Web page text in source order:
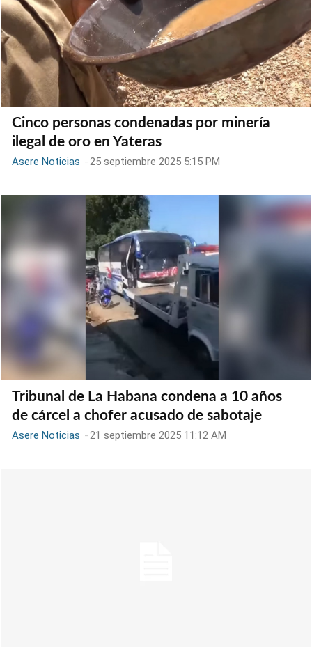
Cinco personas condenadas por minería
ilegal de oro en Yateras
Asere Noticias -25 septiembre 2025 5:15 PM
Tribunal de La Habana condena a 10 años
de cárcel a chofer acusado de sabotaje
Asere Noticias -21 septiembre 2025 11:12 AM